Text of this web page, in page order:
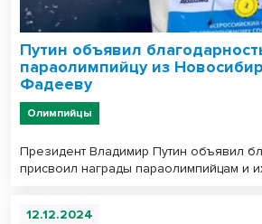
Путин объявил
параолимпийцу из
Фадееву
Олимпийцы
Президент Владимир Путин объявил
присвоил награды параолимпийцам и
12.12.2024